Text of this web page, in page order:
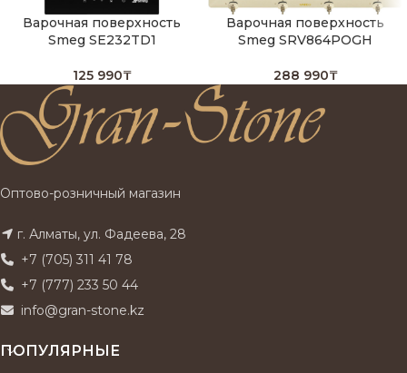
Варочная поверхность
Smeg SE232TD1
125 990₸
Варочная поверхность
Smeg SRV864POGH
288 990₸
Оптово-розничный магазин
г. Алматы, ул. Фадеева, 28
+7 (705) 311 41 78
+7 (777) 233 50 44
info@gran-stone.kz
ПОПУЛЯРНЫЕ